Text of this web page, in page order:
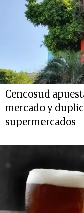
Cencosud
mercado y
supermercados